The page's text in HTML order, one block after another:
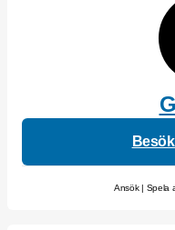
Ansök | Spela